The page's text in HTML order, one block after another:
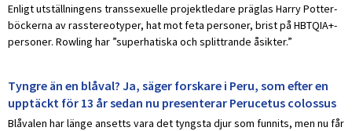
Enligt utställningens transsexuelle projektledare präglas Harry Potter-
böckerna av rasstereotyper, hat mot feta personer, brist på HBTQIA+-
personer. Rowling har ”superhatiska och splittrande åsikter.”
Tyngre än en blåval? Ja, säger forskare i Peru, som efter en
upptäckt för 13 år sedan nu presenterar Perucetus colossus
Blåvalen har länge ansetts vara det tyngsta djur som funnits, men nu får